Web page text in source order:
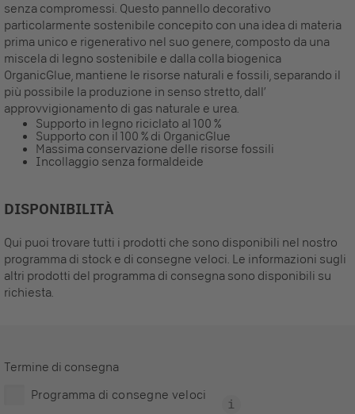
senza compromessi. Questo pannello decorativo
particolarmente sostenibile concepito con una idea di materia
prima unico e rigenerativo nel suo genere, composto da una
miscela di legno sostenibile e dalla colla biogenica
OrganicGlue, mantiene le risorse naturali e fossili, separando il
più possibile la produzione in senso stretto, dall’
approvvigionamento di gas naturale e urea.
Supporto in legno riciclato al 100 %
Supporto con il 100 % di OrganicGlue
Massima conservazione delle risorse fossili
Incollaggio senza formaldeide
DISPONIBILITÀ
Qui puoi trovare tutti i prodotti che sono disponibili nel nostro
programma di stock e di consegne veloci. Le informazioni sugli
altri prodotti del programma di consegna sono disponibili su
richiesta.
Termine di consegna
Programma di consegne veloci